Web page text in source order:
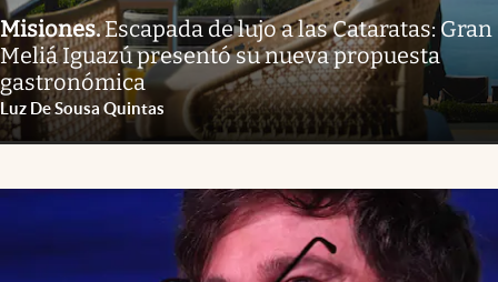
Misiones.Escapada de lujo a las Cataratas: Gran
Meliá Iguazú presentó su nueva propuesta
gastronómica
Luz De Sousa Quintas